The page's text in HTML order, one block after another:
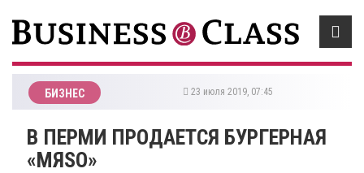
БИЗНЕС 23 июля 2019, 07:45
В ПЕРМИ ПРОДАЕТСЯ БУРГЕРНАЯ
«МЯSО»